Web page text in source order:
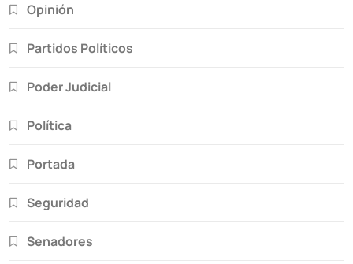
Opinión
Partidos Políticos
Poder Judicial
Política
Portada
Seguridad
Senadores